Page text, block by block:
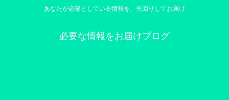
あなたが必要としている情報を、先回りしてお届け
必要な情報をお届けブログ